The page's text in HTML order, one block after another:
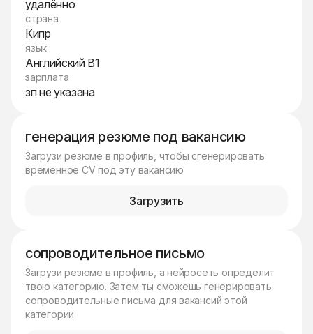
генерация резюме под вакансию
Загрузи резюме в профиль, чтобы сгенерировать
временное CV под эту вакансию
Загрузить
сопроводительное письмо
Загрузи резюме в профиль, а нейросеть определит
твою категорию. Затем ты сможешь генерировать
сопроводительные письма для вакансий этой
категории
удалённо
страна
Кипр
язык
Английский B1
зарплата
зп не указана